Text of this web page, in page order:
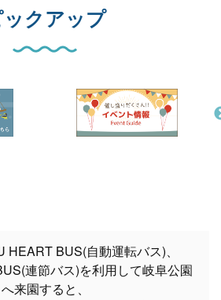
ックアップ
HEART BUS(自動運転バス)、
連節バス)を利用して岐阜公園
へ来園すると、